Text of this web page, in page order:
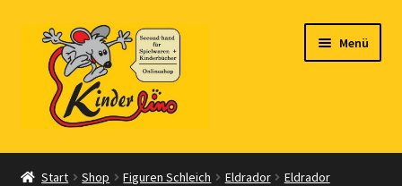
Navigation
springen
Zum
Inhalt
springen
Menü
Start
Start Shop Figuren Schleich Eldrador
Eldrador